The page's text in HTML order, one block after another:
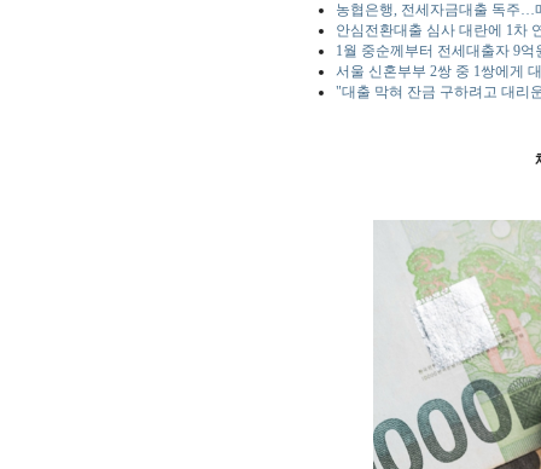
농협은행, 전세자금대출 독주…
안심전환대출 심사 대란에 1차
1월 중순께부터 전세대출자 9
서울 신혼부부 2쌍 중 1쌍에게
"대출 막혀 잔금 구하려고 대리